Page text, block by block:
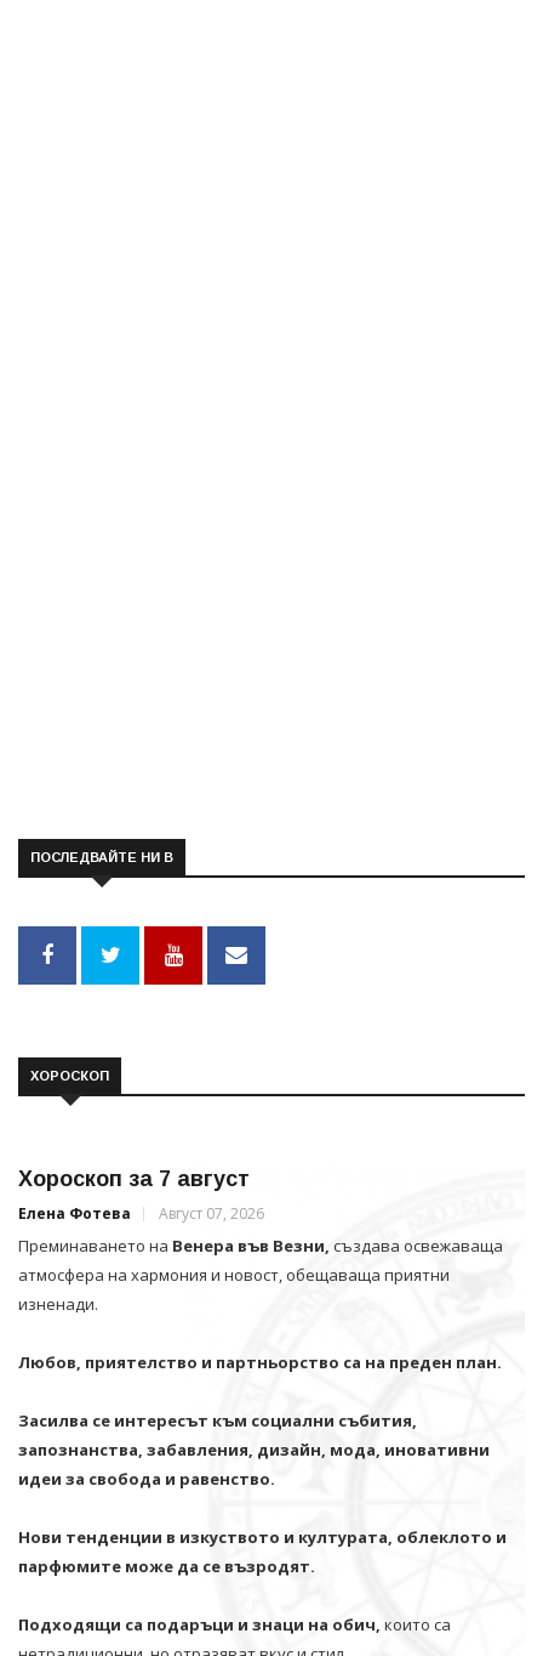
ПОСЛЕДВАЙТЕ НИ В
ХОРОСКОП
Хороскоп за 7 август
Елена Фотева Август 07, 2026
Преминаването на Венера във Везни, създава освежаваща
атмосфера на хармония и новост, обещаваща приятни
изненади.
Любов, приятелство и партньорство са на преден план.
Засилва се интересът към социални събития,
запознанства, забавления, дизайн, мода, иновативни
идеи за свобода и равенство.
Нови тенденции в изкуството и културата, облеклото и
парфюмите може да се възродят.
Подходящи са подаръци и знаци на обич, които са